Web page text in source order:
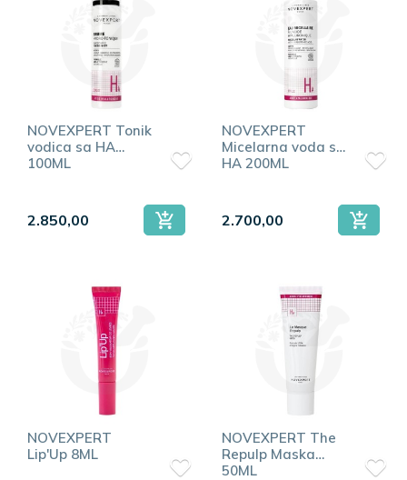
NOVEXPERT Tonik
vodica sa HA
100ML
2.850,00
NOVEXPERT
Micelarna voda sa
HA 200ML
2.700,00
NOVEXPERT
Lip'Up 8ML
NOVEXPERT The
Repulp Maska
50ML